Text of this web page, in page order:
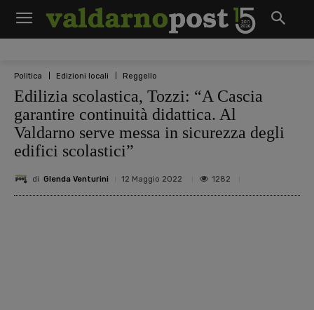
Politica Edizioni locali Reggello
Edilizia scolastica, Tozzi: “A Cascia
garantire continuità didattica. Al
Valdarno serve messa in sicurezza degli
edifici scolastici”
di Glenda Venturini 12 Maggio 2022 1282